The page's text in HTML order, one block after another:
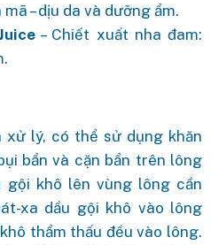
– dịu da và dưỡng ẩm.
– Chiết xuất nha đam:
xử lý, có thể sử dụng khăn
bẩn và cặn bẩn trên lông
gội khô lên vùng lông cần
xa dầu gội khô vào lông
thẩm thấu đều vào lông.